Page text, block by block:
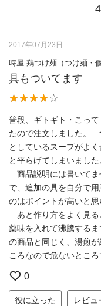
4
2017年07月23日
時屋 鶏つけ麺（つけ麺・個
具もついてます
普段、ギトギト・こっ
たので注文しました。
としているスープがよ
と平らげてしまいまし
商品説明には書いてま
で、追加の具を自分で
のはポイントが高いと思
あと作り方をよく見る
薬味を入れて沸騰する
の商品と同じく、湯煎
ころなので危ないところ
0
役に立った レビュ